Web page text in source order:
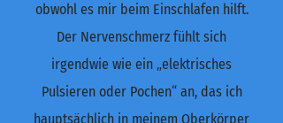
obwohl es mir beim Einschlafen hilft.
Der Nervenschmerz fühlt sich
irgendwie wie ein „elektrisches
Pulsieren oder Pochen“ an, das ich
hauptsächlich in meinem Oberkörper